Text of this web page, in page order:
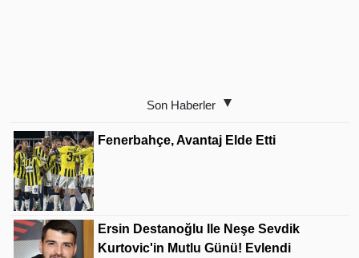
Son Haberler
Fenerbahçe, Avantaj Elde Etti
Ersin Destanoğlu Ile Neşe Sevdik
Kurtovic'in Mutlu Günü! Evlendi